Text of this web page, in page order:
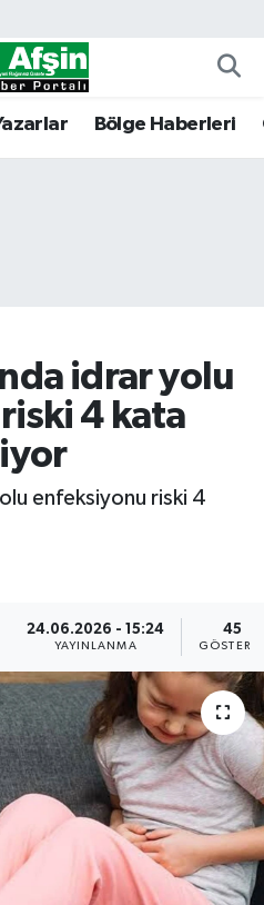
Bölge Haberleri
idrar yolu
4 kata
enfeksiyonu riski 4
24.06.2026 - 15:24
YAYINLANMA
45
Eczaneler